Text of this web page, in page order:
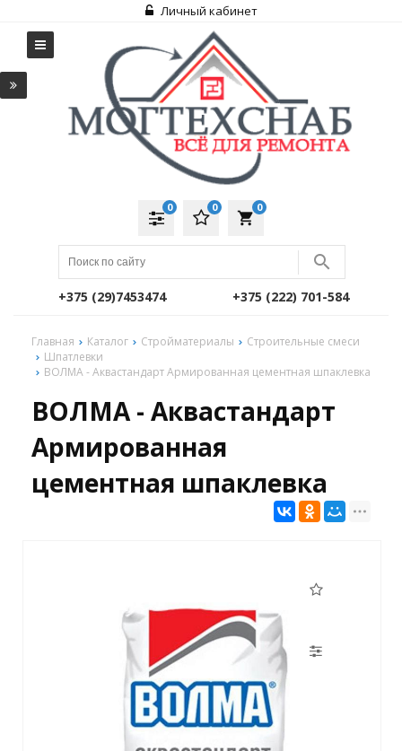
Личный кабинет
local_grocery_store
0
0
0
+375 (29)7453474 +375 (222) 701-584
Главная Каталог Стройматериалы
Строительные смеси
Шпатлевки
ВОЛМА - Аквастандарт Армированная цементная шпаклевка
ВОЛМА - Аквастандарт
Армированная
цементная шпаклевка